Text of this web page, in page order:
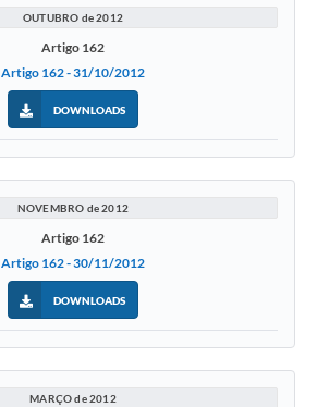
OUTUBRO de 2012
Artigo 162
Artigo 162 - 31/10/2012
DOWNLOADS
NOVEMBRO de 2012
Artigo 162
Artigo 162 - 30/11/2012
DOWNLOADS
MARÇO de 2012